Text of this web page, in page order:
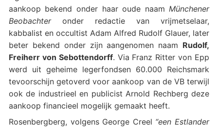
aankoop bekend onder haar oude naamMünchener
Beobachteronder redactie van vrijmetselaar,
kabbalist en occultist Adam Alfred Rudolf Glauer, later
beter bekend onder zijn aangenomen naam Rudolf,
Freiherr von Sebottendorff. Via Franz Ritter von Epp
werd uit geheime legerfondsen 60.000 Reichsmark
tevoorschijn getoverd voor aankoop van de VB terwijl
ook de industrieel en publicist Arnold Rechberg deze
aankoop financieel mogelijk gemaakt heeft.
Rosenbergberg, volgens George Creel “een Estlander